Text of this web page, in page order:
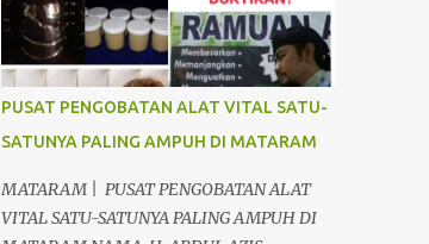
PUSAT PENGOBATAN ALAT VITAL SATU-
SATUNYA PALING AMPUH DI MATARAM
MATARAM | PUSAT PENGOBATAN ALAT
VITAL SATU-SATUNYA PALING AMPUH DI